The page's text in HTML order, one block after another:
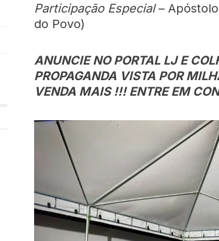
Participação Especial–
do Povo)
ANUNCIE NO PORTAL LJ E
PROPAGANDA VISTA POR
VENDA MAIS !!! ENTRE EM